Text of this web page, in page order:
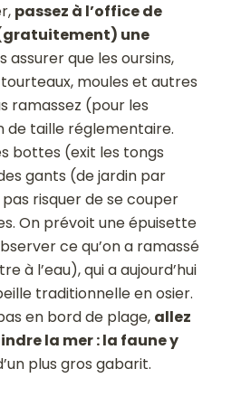
passez à l’office de
une
assurer que les oursins,
moules et autres
ramassez (pour les
de taille réglementaire.
bottes (exit les tongs
gants (de jardin par
risquer de se couper
On prévoit une épuisette
ce qu’on a ramassé
à l’eau), qui a aujourd’hui
traditionnelle en osier.
en bord de plage, allez
la mer : la faune y
plus gros gabarit.